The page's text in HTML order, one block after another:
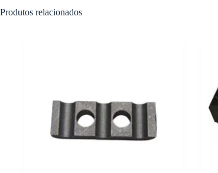
Produtos relacionados